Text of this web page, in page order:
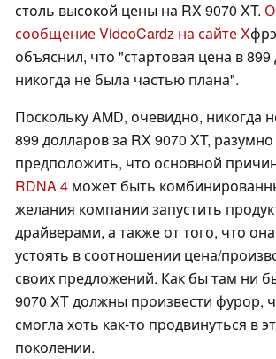
столь высокой цены на RX 9070 XT.
сообщение VideoCardz на сайте X
объяснил, что "стартовая цена в
никогда не была частью плана".
Поскольку AMD, очевидно, никогда
899 долларов за RX 9070 XT, разумно
предположить, что основной
RDNA 4 может быть
желания компании запустить
драйверами, а также от того, что
устоять в соотношении цена/
своих предложений. Как бы там ни
9070 XT должны произвести фурор,
смогла хоть как-то продвинуться в
поколении.